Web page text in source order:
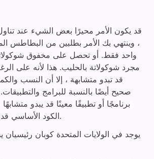
قد يكون الأمر محيرًا بعض الشيء عند
، وينتهي بك الأمر بطلبين من البطاطس
واحد فقط. أو تحصل على مخفوق
مجرد شوكولاتة بالحليب. هذا لأنه على
قد تبدو متشابهة ، إلا أن النسب
صحيح أيضًا بالنسبة للبرامج
برنامجًا أو تطبيقًا معينًا قد يبدو متشابهًا
الكود الأساسي قد يكون مختلفًا تمامًا.
يوجد في الولايات المتحدة كوبان